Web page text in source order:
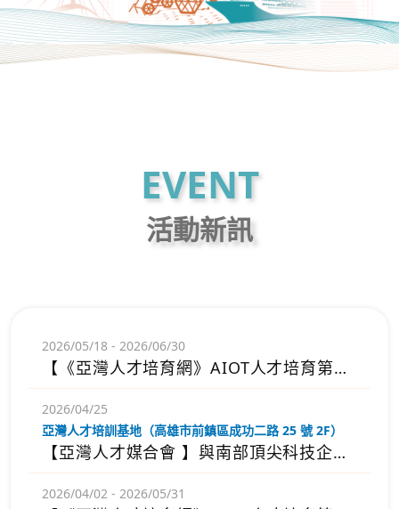
EVENT
活動新訊
2026/05/18 - 2026/06/30
【《亞灣人才培育網》AIOT人才培育第六次抽獎結果公告】
2026/04/25
亞灣人才培訓基地（高雄市前鎮區成功二路 25 號 2F）
【亞灣人才媒合會 】與南部頂尖科技企業現場面談，開啟你的科技職涯新篇章！
2026/04/02 - 2026/05/31